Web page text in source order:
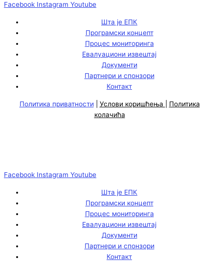
Facebook Instagram Youtube
Шта је ЕПК
Програмски концепт
Процес мониторинга
Евалуациони извештај
Документи
Партнери и спонзори
Контакт
Политика приватности Услови коришћења
Политика
колачића
Facebook Instagram Youtube
Шта је ЕПК
Програмски концепт
Процес мониторинга
Евалуациони извештај
Документи
Партнери и спонзори
Контакт